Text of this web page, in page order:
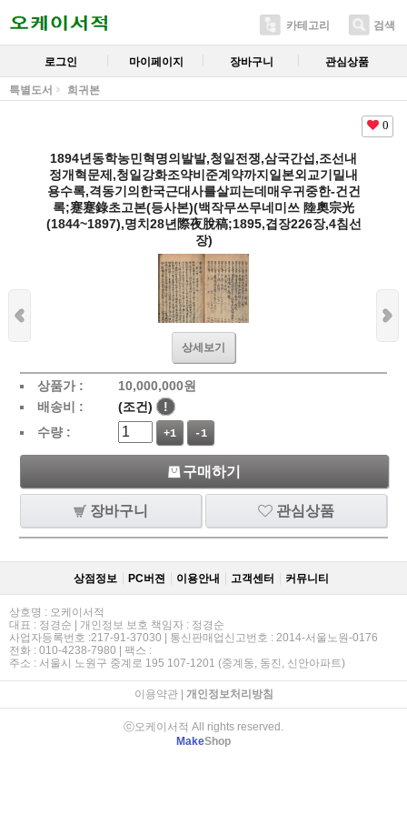
카테고리 검색
로그인 마이페이지 장바구니 관심상품
특별도서 희귀본
0
1894년동학농민혁명의발발,청일전쟁,삼국간섭,조선내
정개혁문제,청일강화조약비준계약까지일본외교기밀내
용수록,격동기의한국근대사를살피는데매우귀중한-건건
록;蹇蹇錄초고본(등사본)(백작무쓰무네미쓰 陸奧宗光
(1844~1897),명치28년際夜脫稿;1895,겹장226장,4침선
장)
상세보기
상품가 : 10,000,000원
배송비 :
(조건)
!
수량 :
+1 -1
구매하기
장바구니 관심상품
상점정보 PC버젼 이용안내 고객센터 커뮤니티
상호명 : 오케이서적
대표 : 정경순 | 개인정보 보호 책임자 : 정경순
사업자등록번호 :217-91-37030 | 통신판매업신고번호 : 2014-서울노원-0176
전화 : 010-4238-7980 | 팩스 :
주소 : 서울시 노원구 중계로 195 107-1201 (중계동, 동진, 신안아파트)
이용약관| 개인정보처리방침
ⓒ오케이서적 All rights reserved.
MakeShop